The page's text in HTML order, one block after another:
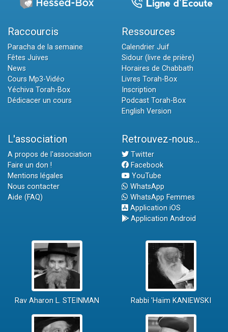
Raccourcis
Paracha de la semaine
Fêtes Juives
News
Cours Mp3-Vidéo
Yéchiva Torah-Box
Dédicacer un cours
Ressources
Calendrier Juif
Sidour (livre de prière)
Horaires de Chabbath
Livres Torah-Box
Inscription
Podcast Torah-Box
English Version
L'association
A propos de l'association
Faire un don !
Mentions légales
Nous contacter
Aide (FAQ)
Retrouvez-nous...
Twitter
Facebook
YouTube
WhatsApp
WhatsApp Femmes
Application iOS
Application Android
Rav Aharon L. STEINMAN Rabbi 'Haïm KANIEWSKI